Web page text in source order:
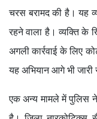
चरस बरामद की है। यह
रहने वाला है। व्यक्ति के
अगली कार्रवाई के लिए
यह अभियान आगे भी जारी
एक अन्य मामले में पुलिस